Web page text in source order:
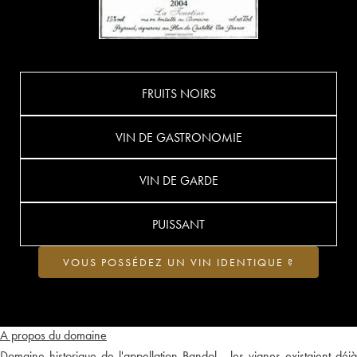
A propos du domaine
FRUITS NOIRS
VIN DE GASTRONOMIE
VIN DE GARDE
PUISSANT
VOUS POSSÉDEZ UN VIN IDENTIQUE ?